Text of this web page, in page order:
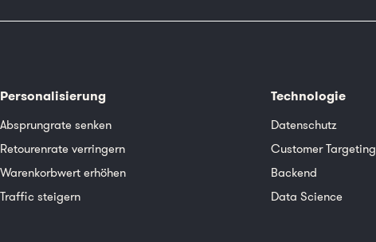
Personalisierung
Absprungrate senken
Retourenrate verringern
Warenkorbwert erhöhen
Traffic steigern
Technologie
Datenschutz
Customer Targeting
Backend
Data Science